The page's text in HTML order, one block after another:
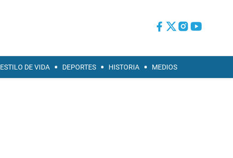
ESTILO DE VIDA DEPORTES HISTORIA MEDIOS